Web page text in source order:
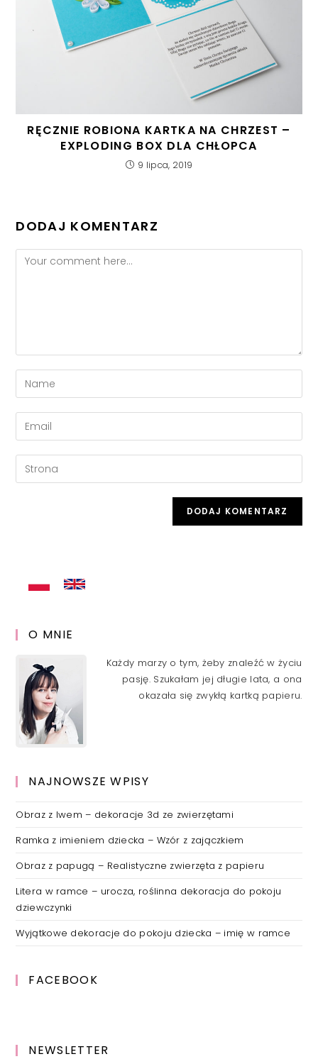
RĘCZNIE ROBIONA KARTKA NA CHRZEST –
EXPLODING BOX DLA CHŁOPCA
9 lipca, 2019
DODAJ KOMENTARZ
Comment
Enter
your
name
or
to
comment
Enter
your
email
address
Enter
your
O MNIE
Każdy marzy o tym, żeby znaleźć w życiu
pasję. Szukałam jej długie lata, a ona
okazała się zwykłą kartką papieru.
NAJNOWSZE WPISY
Obraz z lwem – dekoracje 3d ze zwierzętami
Ramka z imieniem dziecka – Wzór z zajączkiem
Obraz z papugą – Realistyczne zwierzęta z papieru
Litera w ramce – urocza, roślinna dekoracja do pokoju
dziewczynki
Wyjątkowe dekoracje do pokoju dziecka – imię w ramce
FACEBOOK
NEWSLETTER